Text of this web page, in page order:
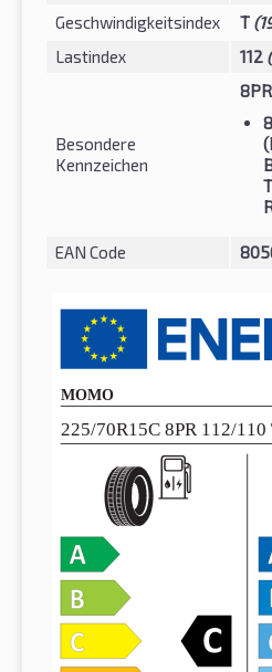
Geschwindigkeitsindex
T
Lastindex
112
Besondere
Kennzeichen
8PR
EAN Code